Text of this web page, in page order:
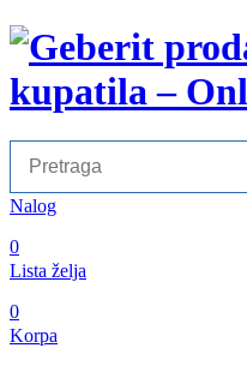
Nalog
0
Lista želja
0
Korpa